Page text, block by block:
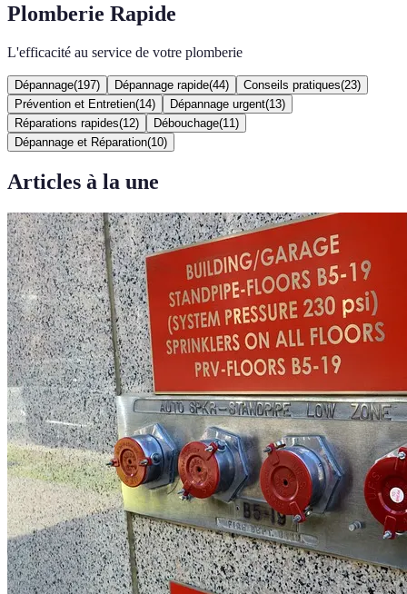
Plomberie Rapide
L'efficacité au service de votre plomberie
Dépannage(197) Dépannage rapide(44) Conseils pratiques(23)
Prévention et Entretien(14) Dépannage urgent(13)
Réparations rapides(12) Débouchage(11 )
Dépannage et Réparation(10)
Articles à la une